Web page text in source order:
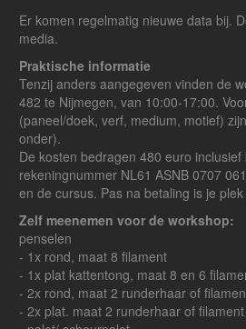
Er komen regelmatig nieuwe data bij.
media.
Praktische informatie
Tenzij anders aangegeven vinden de
482 te Nijmegen, van 10:00-17:00.
(paneel/doek, verf, medium, motief)
onder).
De kosten bedragen 480 euro
rekeningnummer NL61 ASNB 0707
en de cursus. Pas na betaling is je
Zelf meenemen voor de workshop:
penselen
- 1x rond, maat 8 filament
- 1x plat kattentong, maat 8 en 6
- 2x rond, maat 2 runderhaar of
- 2x plat. maat 2 runderhaar of filament